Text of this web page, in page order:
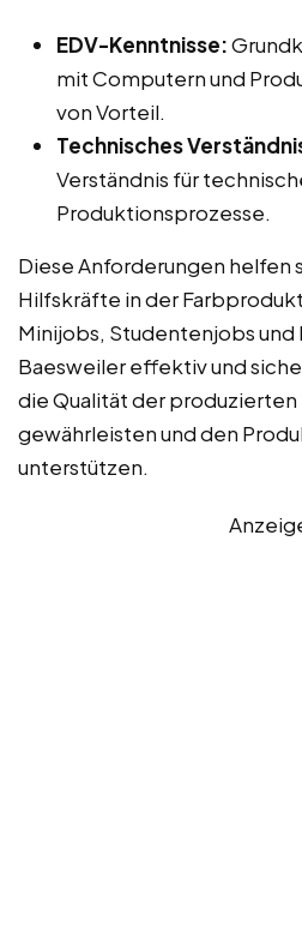
EDV-Kenntnisse:
mit Computern und
von Vorteil.
Technisches
Verständnis für
Produktionsprozesse.
Diese Anforderungen helfen
Hilfskräfte in der
Minijobs, Studentenjobs und
Baesweiler effektiv und
die Qualität der produzierten
gewährleisten und den
unterstützen.